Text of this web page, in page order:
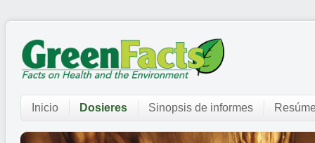
Inicio Dosieres Sinopsis de informes